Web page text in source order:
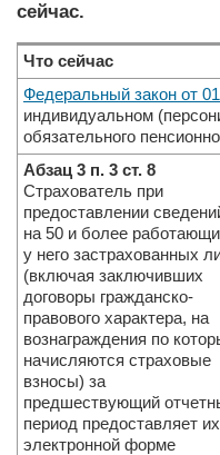
сейчас.
Что сейчас
Федеральный закон от
индивидуальном
обязательного
Абзац 3 п. 3 ст. 8
Страхователь при
предоставлении
на 50 и более
у него застрахованных
(включая заключивших
договоры гражданско-
правового характера, на
вознаграждения по
начисляются страховые
взносы) за
предшествующий
период предоставляет
электронной форме